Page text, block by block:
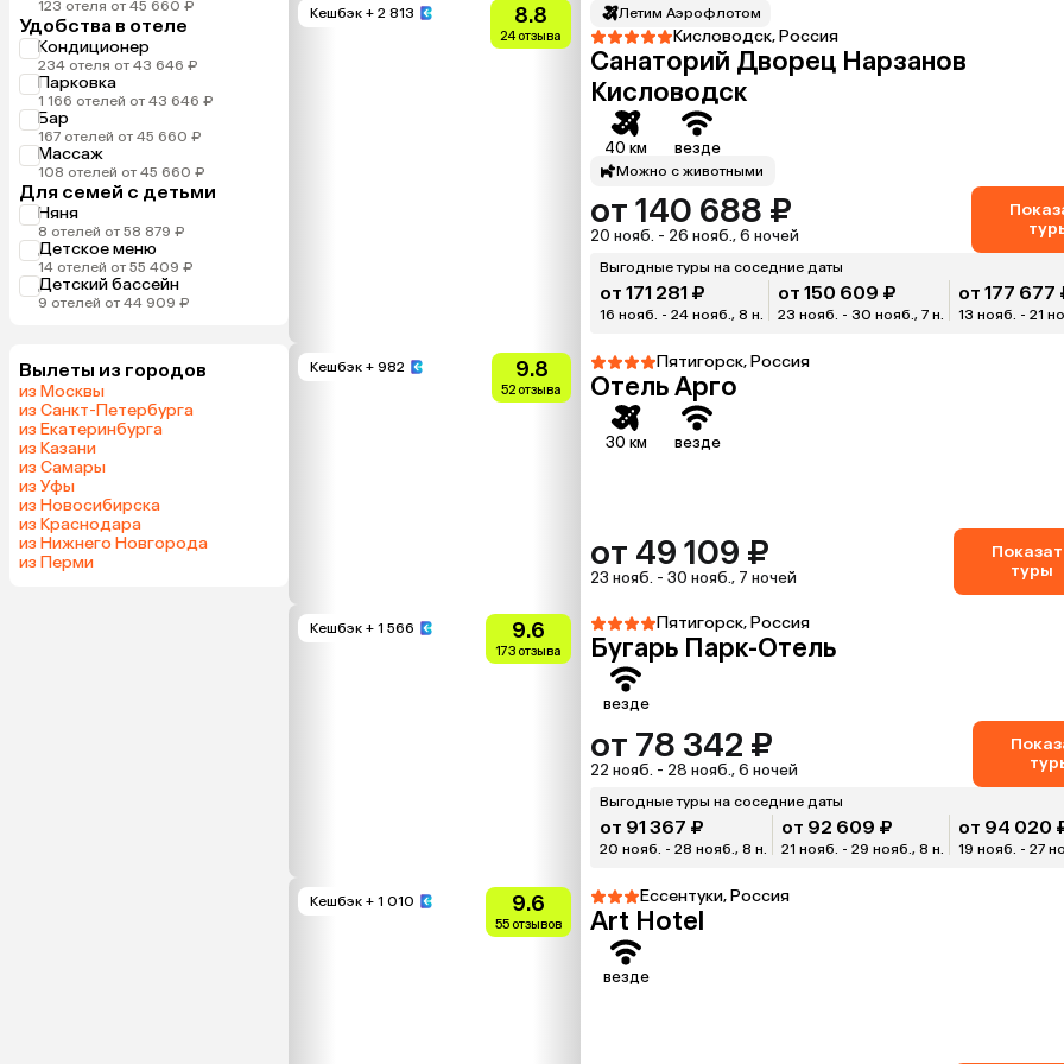
123 отеля от 45 660 ₽
Удобства в отеле
Кондиционер
234 отеля от 43 646 ₽
Парковка
1 166 отелей от 43 646 ₽
Бар
167 отелей от 45 660 ₽
Массаж
108 отелей от 45 660 ₽
Для семей с детьми
Няня
8 отелей от 58 879 ₽
Детское меню
14 отелей от 55 409 ₽
Детский бассейн
9 отелей от 44 909 ₽
Вылеты из городов
из Москвы
из Санкт-Петербурга
из Екатеринбурга
из Казани
из Самары
из Уфы
из Новосибирска
из Краснодара
из Нижнего Новгорода
из Перми
Кешбэк + 2 813 8.8
24 отзыва
Летим Аэрофлотом
Кисловодск, Россия
Санаторий Дворец Нарзанов
Кисловодск
40 км везде
Можно с животными
от 140 688 ₽
20 нояб. - 26 нояб., 6 ночей
Выгодные туры на соседние даты
от 171 281 ₽
16 нояб. - 24 нояб., 8 н.
от 150 609 ₽
23 нояб. - 30 нояб., 7 н.
от 177 677
13 нояб. - 21
Кешбэк + 982 9.8
52 отзыва
Пятигорск, Россия
Отель Арго
30 км везде
от 49 109 ₽
23 нояб. - 30 нояб., 7 ночей
туры
Кешбэк + 1 566 9.6
173 отзыва
Пятигорск, Россия
Бугарь Парк-Отель
везде
от 78 342 ₽
22 нояб. - 28 нояб., 6 ночей
Выгодные туры на соседние даты
от 91 367 ₽
20 нояб. - 28 нояб., 8 н.
от 92 609 ₽
21 нояб. - 29 нояб., 8 н.
от 94 020
19 нояб. - 27
Кешбэк + 1 010 9.6
55 отзывов
Ессентуки, Россия
Art Hotel
везде